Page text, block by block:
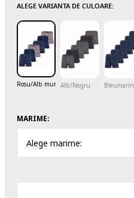
ALEGE VARIANTA DE CULOARE:
Rosu/Alb murdar/Bleumarin
Alb/Negru Bleumarin
MARIME:
Alege marime: